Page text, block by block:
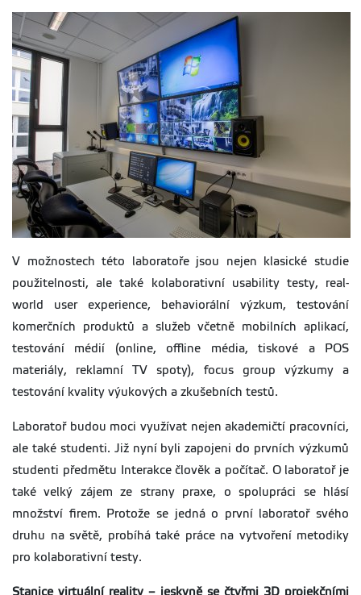
V možnostech této laboratoře jsou nejen klasické studie
použitelnosti, ale také kolaborativní usability testy, real-
world user experience, behaviorální výzkum, testování
komerčních produktů a služeb včetně mobilních aplikací,
testování médií (online, offline média, tiskové a POS
materiály, reklamní TV spoty), focus group výzkumy a
testování kvality výukových a zkušebních testů.
Laboratoř budou moci využívat nejen akademičtí pracovníci,
ale také studenti. Již nyní byli zapojeni do prvních výzkumů
studenti předmětu Interakce člověk a počítač. O laboratoř je
také velký zájem ze strany praxe, o spolupráci se hlásí
množství firem. Protože se jedná o první laboratoř svého
druhu na světě, probíhá také práce na vytvoření metodiky
pro kolaborativní testy.
Stanice virtuální reality – jeskyně se čtyřmi 3D projekčními